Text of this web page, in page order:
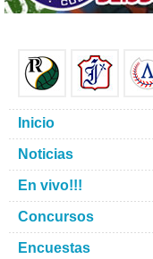
Inicio
Noticias
En vivo!!!
Concursos
Encuestas